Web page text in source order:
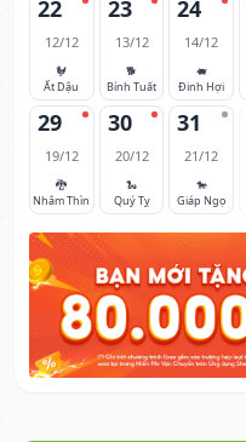
22
12/12
🐓
Ất Dậu
23
13/12
🐕
Bính Tuất
24
14/12
🐖
Đinh Hợi
29
19/12
🐉
Nhâm Thìn
30
20/12
🐍
Quý Tỵ
31
21/12
🐎
Giáp Ngọ